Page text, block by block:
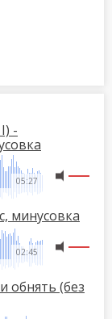
-
05:27
минусовка
02:45
обнять (без